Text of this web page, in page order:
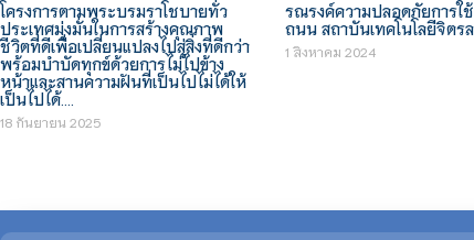
โครงการตามพระบรมราโชบายทั่ว
ประเทศมุ่งมั่นในการสร้างคุณภาพ
ชีวิตที่ดีเพื่อเปลี่ยนแปลงไปสู่สิ่งที่ดีกว่า
พร้อมบำบัดทุกข์ด้วยการไม่ไปข้าง
หน้าและสานความฝันที่เป็นไปไม่ได้ให้
เป็นไปได้….
18 กันยายน 2025
รณรงค์ความปลอดภัยการใ
ถนน สถาบันเทคโนโลยีจิตร
1 สิงหาคม 2024